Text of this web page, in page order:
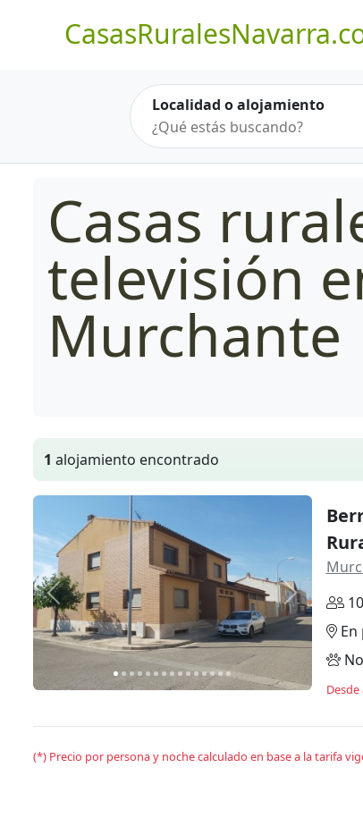
Localidad o alojamiento
Casas
televisión
Murchante
1 alojamiento encontrado
Anterior Siguiente
En
No
Desde
(*) Precio por persona y noche calculado en base a la tarifa